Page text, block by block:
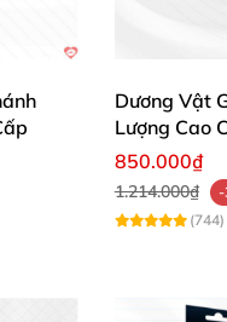
hay tổn thương.
Dương Vật
Lượng Cao
850.000₫
1.214.000₫
(744)